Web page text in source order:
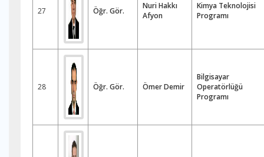
27 Öğr. Gör.
Nuri Hakkı
Afyon
Kimya Teknolojisi
Programı
28 Öğr. Gör. Ömer Demir
Bilgisayar
Operatörlüğü
Programı